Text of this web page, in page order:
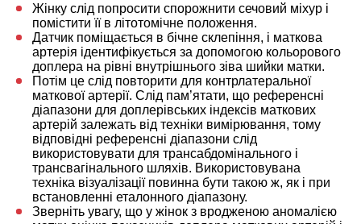
Жінку слід попросити спорожнити сечовий міхур і
помістити її в літотомічне положення.
Датчик поміщається в бічне склепіння, і маткова
артерія ідентифікується за допомогою кольорового
доплера на рівні внутрішнього зіва шийки матки.
Потім це слід повторити для контрлатеральної
маткової артерії. Слід пам’ятати, що референсні
діапазони для доплерівських індексів маткових
артерій залежать від техніки вимірювання, тому
відповідні референсні діапазони слід
використовувати для трансабдомінального і
трансвагінального шляхів. Використовувана
техніка візуалізації повинна бути такою ж, як і при
встановленні еталонного діапазону.
Зверніть увагу, що у жінок з вродженою аномалією